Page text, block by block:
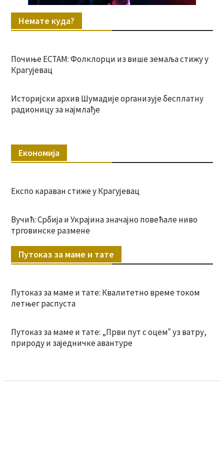
Немате куда?
Почиње ЕСТАМ: Фолклорци из више земаља стижу у
Крагујевац
Историјски архив Шумадије организује бесплатну
радионицу за најмлађе
Економија
Експо караван стиже у Крагујевац
Вучић: Србија и Украјина значајно повећале ниво
трговинске размене
Путоказ за маме и тате
Путоказ за маме и тате: Квалитетно време током
летњег распуста
Путоказ за маме и тате: „Први пут с оцемˮ уз ватру,
природу и заједничке авантуре